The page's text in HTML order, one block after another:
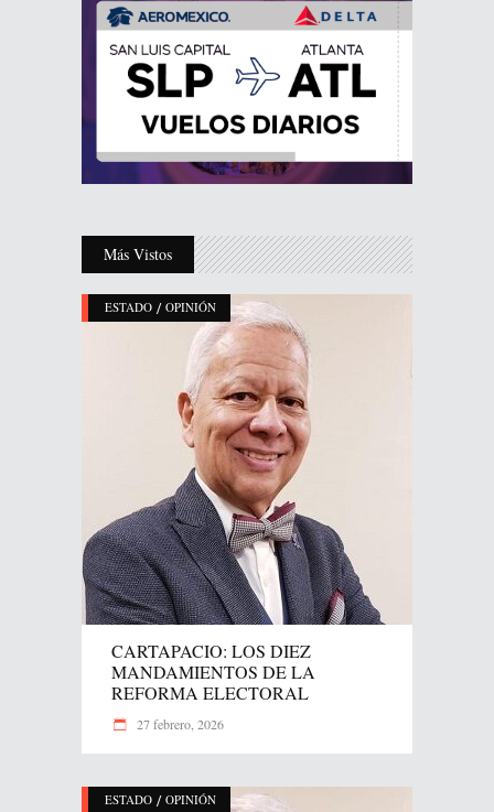
Más Vistos
ESTADO / OPINIÓN
CARTAPACIO: LOS DIEZ
MANDAMIENTOS DE LA
REFORMA ELECTORAL
27 febrero, 2026
ESTADO / OPINIÓN